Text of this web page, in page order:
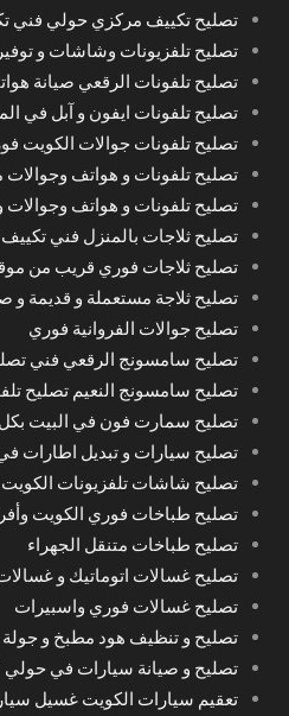
تصليح تكييف مركزي حولي فني
تصليح تلفزيونات وشاشات و
تصليح تلفونات الرقعي صيانة
تصليح تلفونات ايفون و آبل في
تصليح تلفونات جوالات الكويت
تصليح تلفونات و هواتف وجوالات
تصليح تلفونات و هواتف وجوالات
تصليح ثلاجات بالمنزل فني
تصليح ثلاجات فوري قريب من
تصليح ثلاجة مستعملة و قديمة و
تصليح جوالات الفروانية فوري
تصليح سامسونج الرقعي فني
تصليح سامسونج النعيم تصليح
تصليح سمارت فون في البيت بكل
تصليح سيارات و تبديل اطارات في
تصليح شاشات تلفزيونات الكويت
تصليح طباخات فوري الكويت
تصليح طباخات متنقل الجهراء
تصليح غسالات اتوماتيك و
تصليح غسالات فوري واسبيرات
تصليح و تنظيف هود مطبخ و
تصليح و صيانة سيارات في حولي
تعقيم سيارات الكويت غسيل